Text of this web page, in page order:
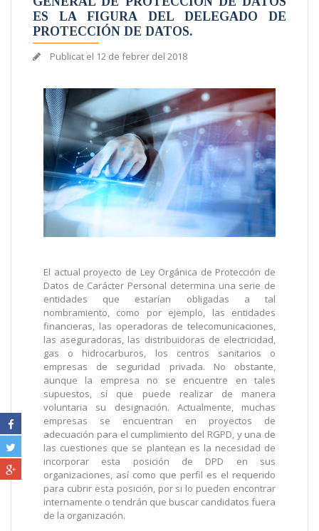
ES LA FIGURA DEL DELEGADO DE
PROTECCIÓN DE DATOS.
Publicat el 12 de febrer del 2018
El actual proyecto de Ley Orgánica de Protección de
Datos de Carácter Personal determina una serie de
entidades que estarían obligadas a tal
nombramiento, como por ejemplo, las entidades
financieras, las operadoras de telecomunicaciones,
las aseguradoras, las distribuidoras de electricidad,
gas o hidrocarburos, los centros sanitarios o
empresas de seguridad privada. No obstante,
aunque la empresa no se encuentre en tales
supuestos, sí que puede realizar de manera
voluntaria su designación. Actualmente, muchas
empresas se encuentran en proyectos de
adecuación para el cumplimiento del RGPD, y una de
las cuestiones que se plantean es la necesidad de
incorporar esta posición de DPD en sus
organizaciones, así como que perfil es el requerido
para cubrir esta posición, por si lo pueden encontrar
internamente o tendrán que buscar candidatos fuera
de la organización.